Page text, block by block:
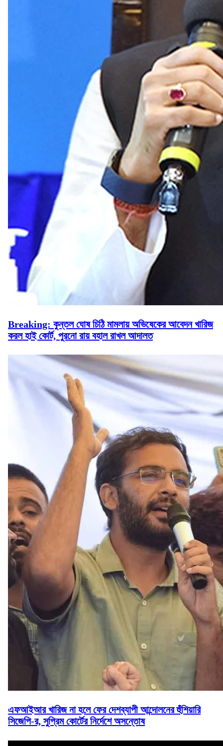
Breaking: কুন্তল ঘোষ চিঠি মামলায় অভিষেকের আবেদন খারিজ
করল হাই কোর্ট, পুরনো রায় বহাল রাখল আদালত
এফআইআর খারিজ না হলে ফের দেশব্যাপী আন্দোলনের হুঁশিয়ারি
সিজেপি-র, সুপ্রিম কোর্টের নির্দেশে অসন্তোষ